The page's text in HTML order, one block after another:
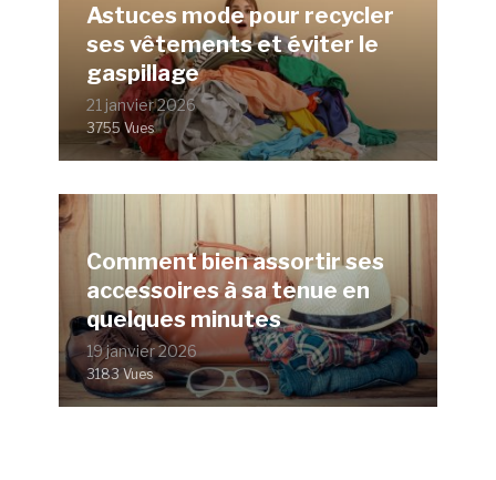
Astuces mode pour recycler
ses vêtements et éviter le
gaspillage
21 janvier 2026
3755 Vues
Comment bien assortir ses
accessoires à sa tenue en
quelques minutes
19 janvier 2026
3183 Vues